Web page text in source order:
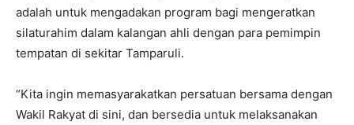
adalah untuk mengadakan program bagi mengeratkan
silaturahim dalam kalangan ahli dengan para pemimpin
tempatan di sekitar Tamparuli.
“Kita ingin memasyarakatkan persatuan bersama dengan
Wakil Rakyat di sini, dan bersedia untuk melaksanakan